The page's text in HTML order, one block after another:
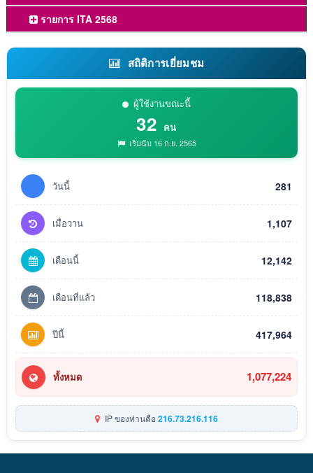
รายการ ITA 2568
สถิติการเยี่ยมชม
ผู้ใช้งานขณะนี้
32 คน
เริ่มนับ 16 ก.ย. 2565
วันนี้ 281
เมื่อวาน 1,107
เดือนนี้ 12,142
เดือนที่แล้ว 118,838
ปีนี้ 417,964
ทั้งหมด 1,077,224
IP ของท่านคือ216.73.216.116